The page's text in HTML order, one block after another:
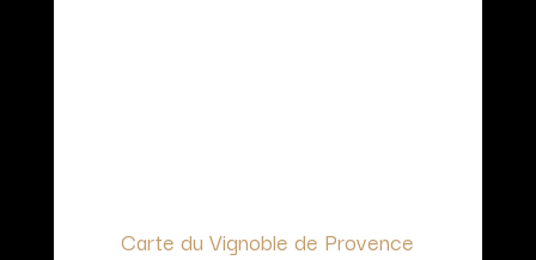
Carte du Vignoble de Provence